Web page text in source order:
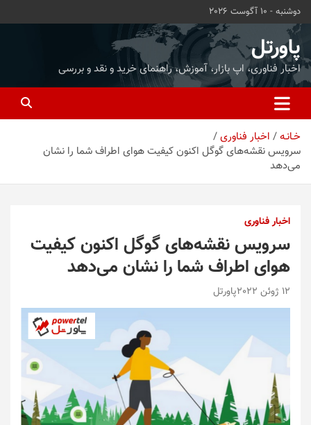
محتوا
بروید
دوشنبه - 10 آگوست 2026
پاورتل
اخبار فناوری، اپ بازار، آموزش، راهنمای خرید و نقد و بررسی
خـانـه
اخبار فناوری
سرویس نقشه‌های گوگل اکنون کیفیت هوای اطراف شما را نشان
می‌دهد
اخبار فناوری
سرویس نقشه‌های گوگل اکنون کیفیت
هوای اطراف شما را نشان می‌دهد
12 ژوئن 2022 پاورتل